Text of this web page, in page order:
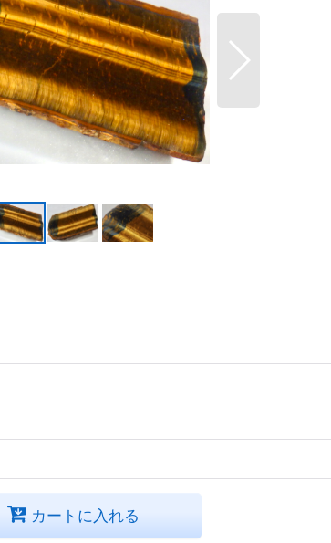
カートに入れる